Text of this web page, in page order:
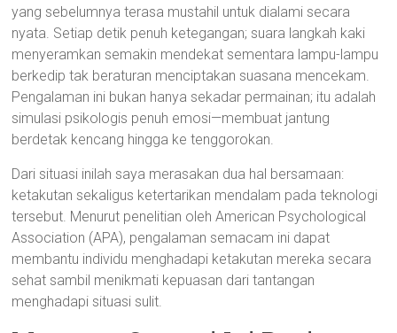
yang sebelumnya terasa mustahil untuk dialami secara
nyata. Setiap detik penuh ketegangan; suara langkah kaki
menyeramkan semakin mendekat sementara lampu-lampu
berkedip tak beraturan menciptakan suasana mencekam.
Pengalaman ini bukan hanya sekadar permainan; itu adalah
simulasi psikologis penuh emosi—membuat jantung
berdetak kencang hingga ke tenggorokan.
Dari situasi inilah saya merasakan dua hal bersamaan:
ketakutan sekaligus ketertarikan mendalam pada teknologi
tersebut. Menurut penelitian oleh American Psychological
Association (APA), pengalaman semacam ini dapat
membantu individu menghadapi ketakutan mereka secara
sehat sambil menikmati kepuasan dari tantangan
menghadapi situasi sulit.